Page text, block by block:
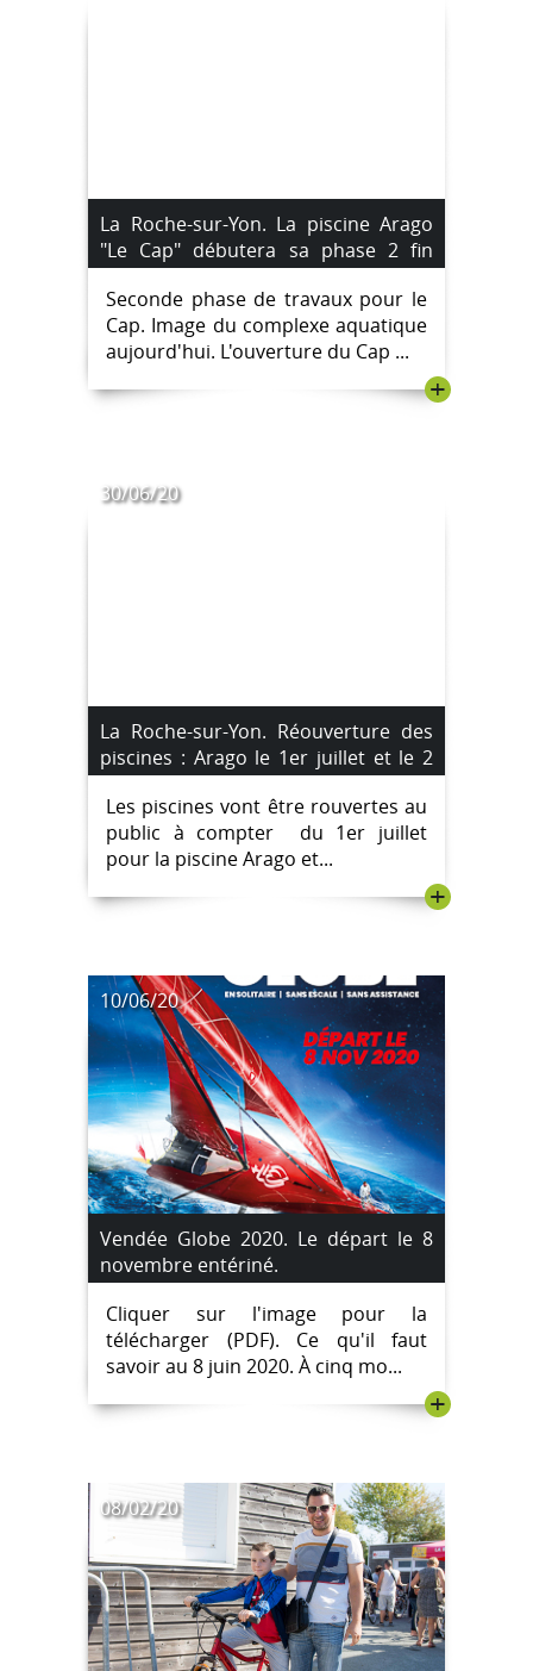
La Roche-sur-Yon. La piscine Arago
"Le Cap" débutera sa phase 2 fin
août 2020.
Seconde phase de travaux pour le
Cap. Image du complexe aquatique
aujourd'hui. L'ouverture du Cap ...
+
30/06/20
La Roche-sur-Yon. Réouverture des
piscines : Arago le 1er juillet et le 2
juillet pour Saint Florent.
Les piscines vont être rouvertes au
public à compter du 1er juillet
pour la piscine Arago et...
+
10/06/20
Vendée Globe 2020. Le départ le 8
novembre entériné.
Cliquer sur l'image pour la
télécharger (PDF). Ce qu'il faut
savoir au 8 juin 2020. À cinq mo...
+
08/02/20